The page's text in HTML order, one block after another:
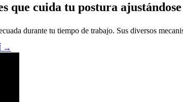
que cuida tu postura
durante tu tiempo de trabajo. Sus diversos
→